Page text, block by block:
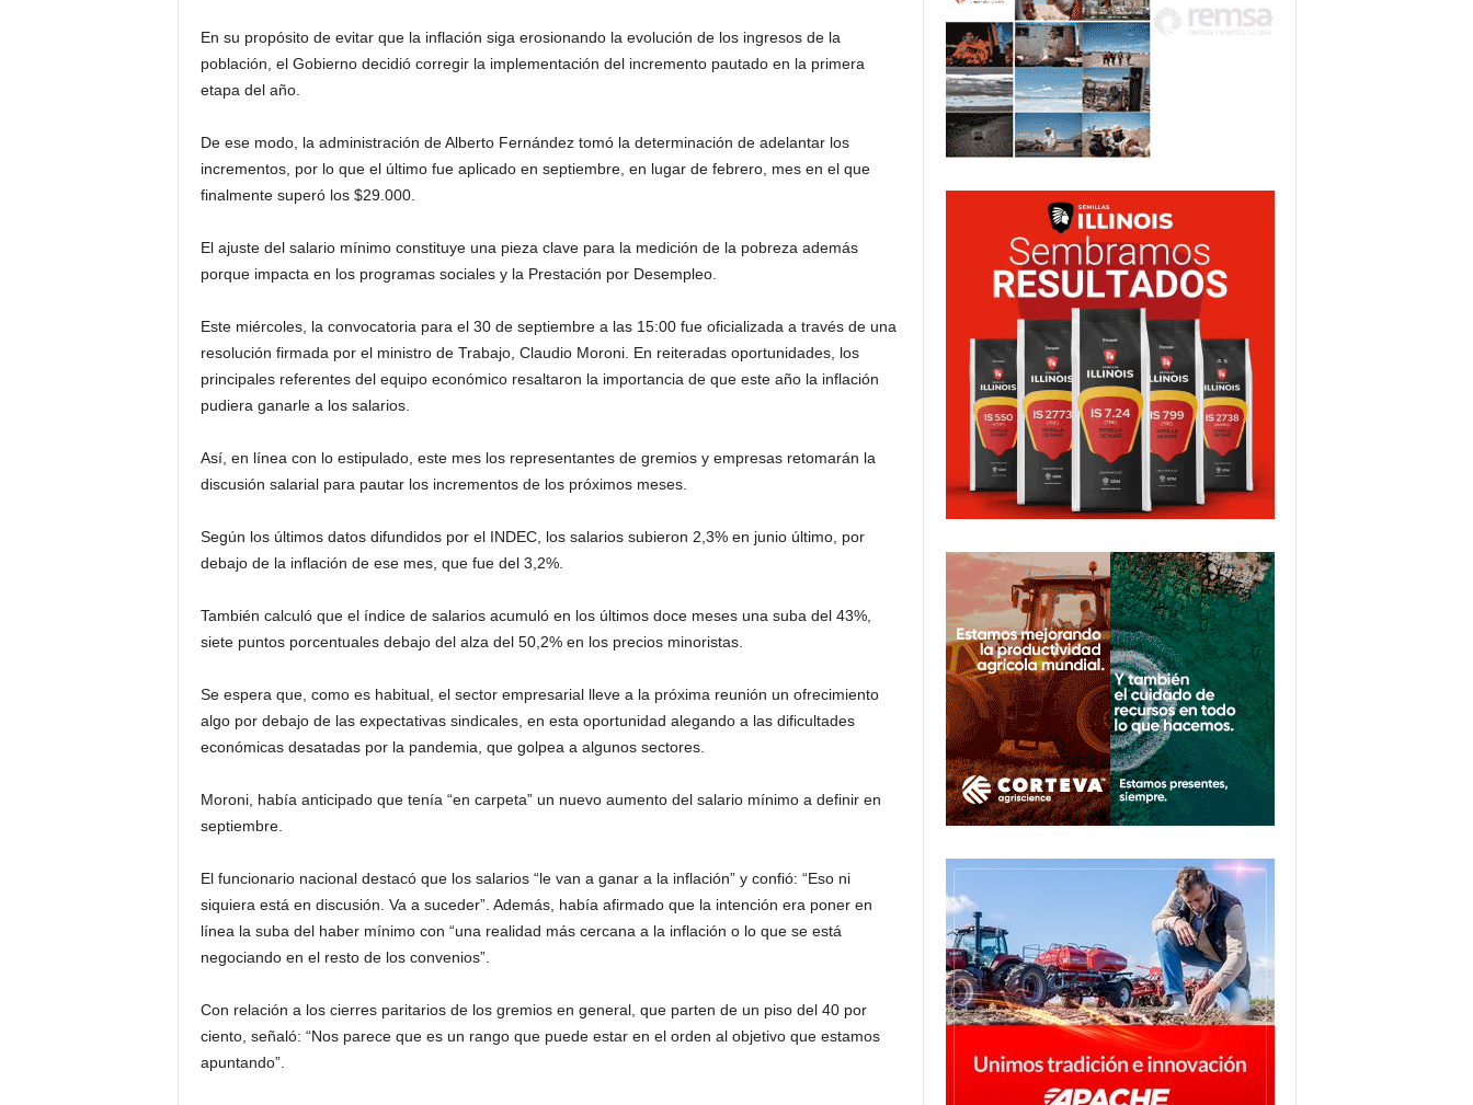
En su propósito de evitar que la inflación siga erosionando la evolución de los ingresos de la
población, el Gobierno decidió corregir la implementación del incremento pautado en la primera
etapa del año.
De ese modo, la administración de Alberto Fernández tomó la determinación de adelantar los
incrementos, por lo que el último fue aplicado en septiembre, en lugar de febrero, mes en el que
finalmente superó los $29.000.
El ajuste del salario mínimo constituye una pieza clave para la medición de la pobreza además
porque impacta en los programas sociales y la Prestación por Desempleo.
Este miércoles, la convocatoria para el 30 de septiembre a las 15:00 fue oficializada a través de una
resolución firmada por el ministro de Trabajo, Claudio Moroni. En reiteradas oportunidades, los
principales referentes del equipo económico resaltaron la importancia de que este año la inflación
pudiera ganarle a los salarios.
Así, en línea con lo estipulado, este mes los representantes de gremios y empresas retomarán la
discusión salarial para pautar los incrementos de los próximos meses.
Según los últimos datos difundidos por el INDEC, los salarios subieron 2,3% en junio último, por
debajo de la inflación de ese mes, que fue del 3,2%.
También calculó que el índice de salarios acumuló en los últimos doce meses una suba del 43%,
siete puntos porcentuales debajo del alza del 50,2% en los precios minoristas.
Se espera que, como es habitual, el sector empresarial lleve a la próxima reunión un ofrecimiento
algo por debajo de las expectativas sindicales, en esta oportunidad alegando a las dificultades
económicas desatadas por la pandemia, que golpea a algunos sectores.
Moroni, había anticipado que tenía “en carpeta” un nuevo aumento del salario mínimo a definir en
septiembre.
El funcionario nacional destacó que los salarios “le van a ganar a la inflación” y confió: “Eso ni
siquiera está en discusión. Va a suceder”. Además, había afirmado que la intención era poner en
línea la suba del haber mínimo con “una realidad más cercana a la inflación o lo que se está
negociando en el resto de los convenios”.
Con relación a los cierres paritarios de los gremios en general, que parten de un piso del 40 por
ciento, señaló: “Nos parece que es un rango que puede estar en el orden al objetivo que estamos
apuntando”.